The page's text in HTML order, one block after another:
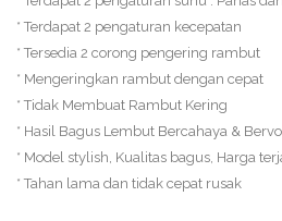
* Terdapat 2 pengaturan kecepatan
* Tersedia 2 corong pengering rambut
* Mengeringkan rambut dengan cepat
* Tidak Membuat Rambut Kering
* Hasil Bagus Lembut Bercahaya &
* Model stylish, Kualitas bagus, Harga
* Tahan lama dan tidak cepat rusak